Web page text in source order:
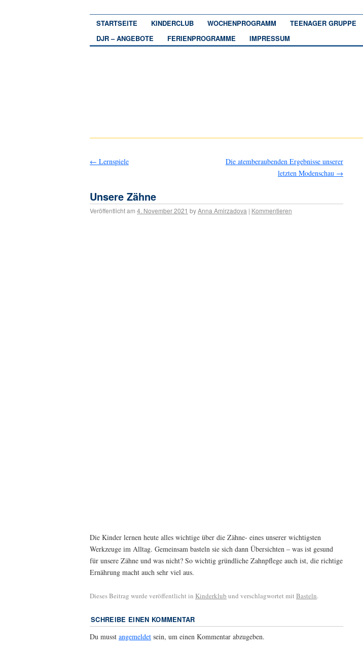
STARTSEITE KINDERCLUB WOCHENPROGRAMM TEENAGER GRUPPE
DJR – ANGEBOTE
FERIENPROGRAMME IMPRESSUM
← Lernspiele
Die atemberaubenden Ergebnisse unserer
letzten Modenschau →
Unsere Zähne
Veröffentlicht am 4. November 2021 byAnna Amirzadova | Kommentieren
Die Kinder lernen heute alles wichtige über die Zähne- eines unserer wichtigsten
Werkzeuge im Alltag. Gemeinsam basteln sie sich dann Übersichten – was ist gesund
für unsere Zähne und was nicht? So wichtig gründliche Zahnpflege auch ist, die richtige
Ernährung macht auch sehr viel aus.
Dieses Beitrag wurde veröffentlicht in Kinderklub und verschlagwortet mit Basteln.
SCHREIBE EINEN KOMMENTAR
Du musst angemeldet sein, um einen Kommentar abzugeben.